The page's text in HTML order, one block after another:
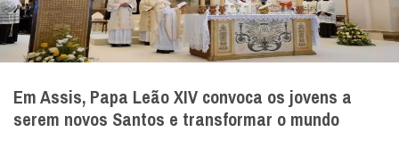
Em Assis, Papa Leão XIV convoca os jovens a
serem novos Santos e transformar o mundo